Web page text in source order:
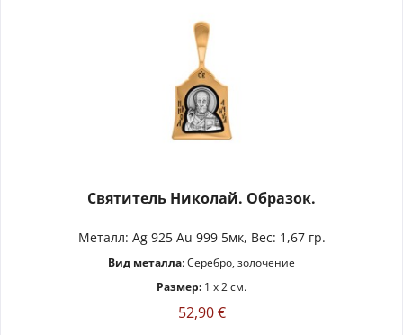
Святитель Николай. Образок.
Металл: Ag 925 Au 999 5мк, Вес: 1,67 гр.
Вид металла: Серебро, золочение
Размер: 1 x 2 см.
52,90 €